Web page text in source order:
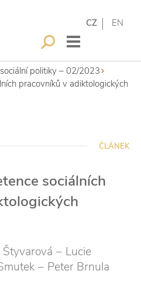
CZ EN
politiky – 02/2023
pracovníků v adiktologických
ČLÁNEK
sociálních
− Lucie
− Peter Brnula